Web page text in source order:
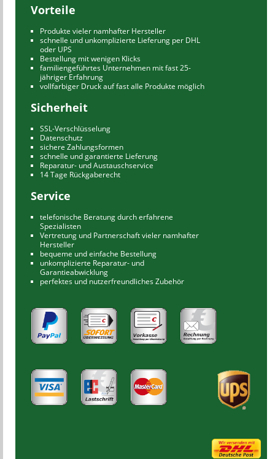
Vorteile
Produkte vieler namhafter Hersteller
schnelle und unkomplizierte Lieferung per DHL
oder UPS
Bestellung mit wenigen Klicks
familiengeführtes Unternehmen mit fast 25-
jähriger Erfahrung
vollfarbiger Druck auf fast alle Produkte möglich
Sicherheit
SSL-Verschlüsselung
Datenschutz
sichere Zahlungsformen
schnelle und garantierte Lieferung
Reparatur- und Austauschservice
14 Tage Rückgaberecht
Service
telefonische Beratung durch erfahrene
Spezialisten
Vertretung und Partnerschaft vieler namhafter
Hersteller
bequeme und einfache Bestellung
unkomplizierte Reparatur- und
Garantieabwicklung
perfektes und nutzerfreundliches Zubehör